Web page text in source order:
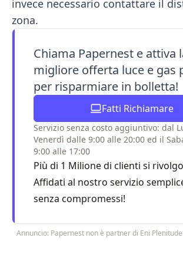
invece necessario contattare il
zona.
Chiama Papernest e attiva
migliore offerta luce e gas
per risparmiare in bolletta!
Fatti Richiamare
Servizio senza costo aggiuntivo: dal
Venerdì dalle 9:00 alle 20:00 ed il
9:00 alle 17:00
Più di 1 Milione di clienti si
Affidati al nostro servizio
senza compromessi!
Annuncio: Papernest non è partner di Eni